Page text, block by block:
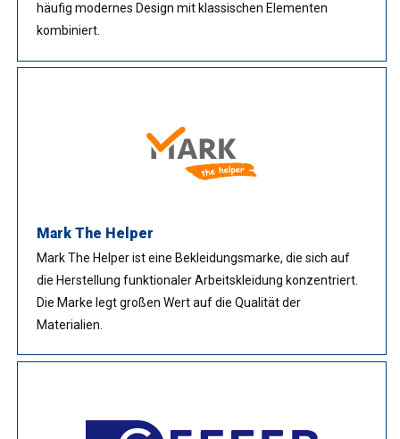
häufig modernes Design mit klassischen Elementen
kombiniert.
Mark The Helper
Mark The Helper ist eine Bekleidungsmarke, die sich auf
die Herstellung funktionaler Arbeitskleidung konzentriert.
Die Marke legt großen Wert auf die Qualität der
Materialien.